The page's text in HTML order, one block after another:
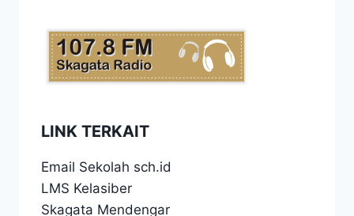
LINK TERKAIT
Email Sekolah sch.id
LMS Kelasiber
Skagata Mendengar